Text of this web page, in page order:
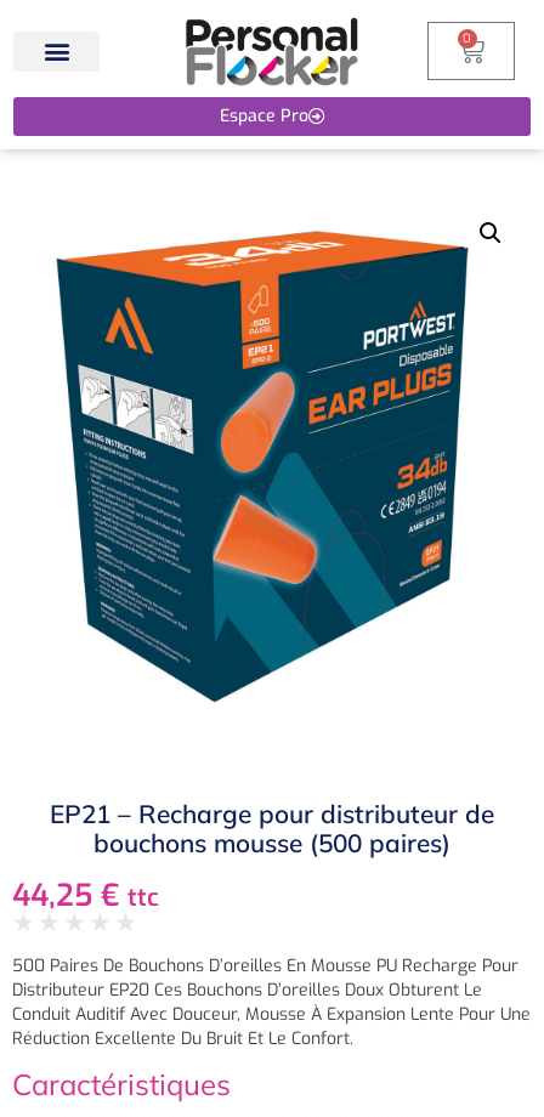
Espace Pro
0
EP21 – Recharge pour distributeur de
bouchons mousse (500 paires)
44,25 € ttc
★ ★ ★ ★ ★
500 Paires De Bouchons D’oreilles En Mousse PU Recharge Pour
Distributeur EP20 Ces Bouchons D’oreilles Doux Obturent Le
Conduit Auditif Avec Douceur, Mousse À Expansion Lente Pour Une
Réduction Excellente Du Bruit Et Le Confort.
Caractéristiques